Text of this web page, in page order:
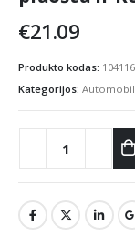
€21.09
Produkto kodas: 104116
Kategorijos: